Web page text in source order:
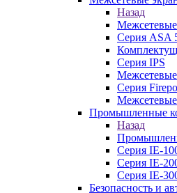
Назад
Серия ASA
Серия IPS
Серия
Промышленные
Назад
Серия IE-
Серия IE-
Серия IE-
Безопасность и